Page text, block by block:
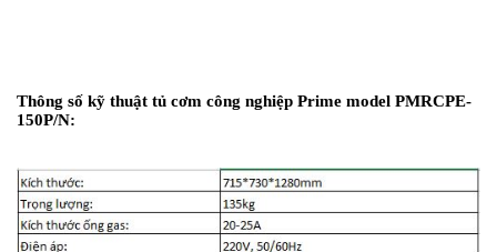
Thông số kỹ thuật tủ cơm công nghiệp Prime model PMRCPE-
150P/N: